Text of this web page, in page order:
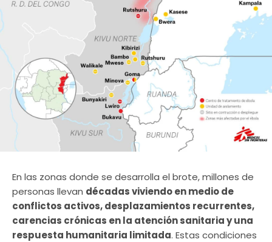
En las zonas donde se desarrolla el brote, millones de
personas llevan décadas viviendo en medio de
conflictos activos, desplazamientos recurrentes,
carencias crónicas en la atención sanitaria y una
respuesta humanitaria limitada. Estas condiciones